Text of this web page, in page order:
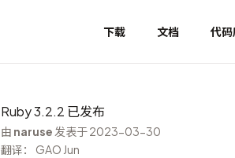
下载 文档 代码
Ruby 3.2.2 已发布
由 naruse 发表于 2023-03-30
翻译： GAO Jun